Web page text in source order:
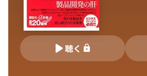
聴く